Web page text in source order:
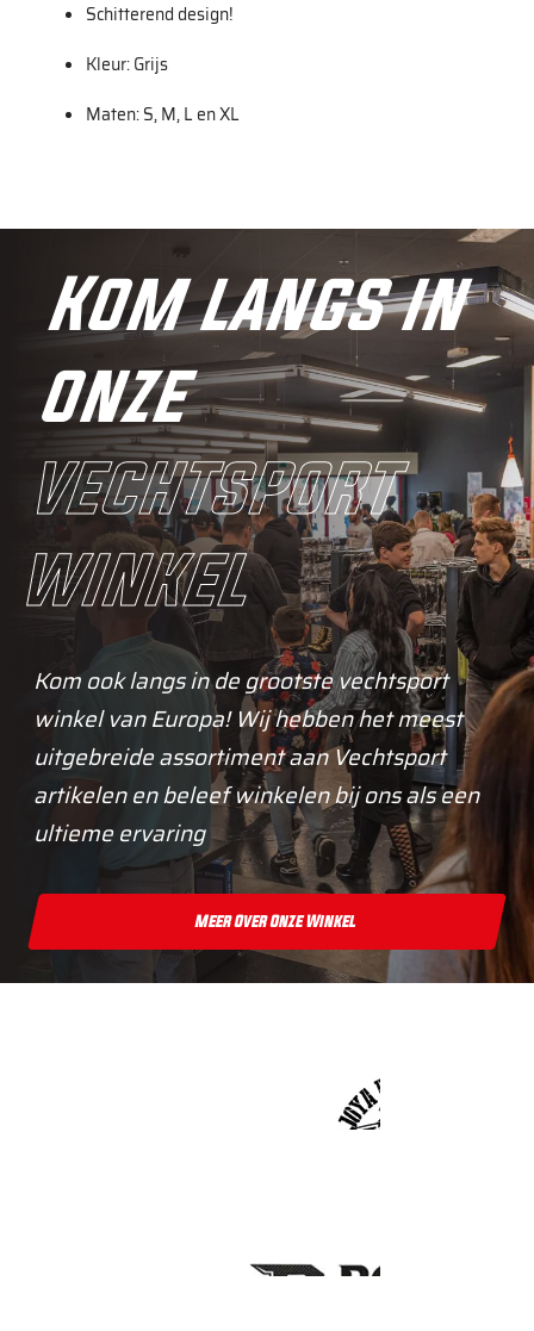
Schitterend design!
Kleur: Grijs
Maten: S, M, L en XL
Kom langs in
onze
vechtsport
winkel
Kom ook langs in de grootste vechtsport
winkel van Europa! Wij hebben het meest
uitgebreide assortiment aan Vechtsport
artikelen en beleef winkelen bij ons als een
ultieme ervaring
Meer Over Onze Winkel